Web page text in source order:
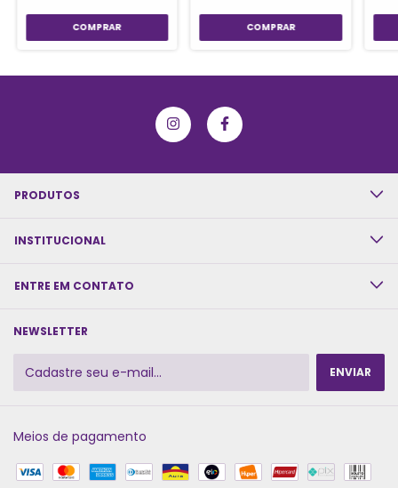
PRODUTOS
INSTITUCIONAL
ENTRE EM CONTATO
NEWSLETTER
Meios de pagamento